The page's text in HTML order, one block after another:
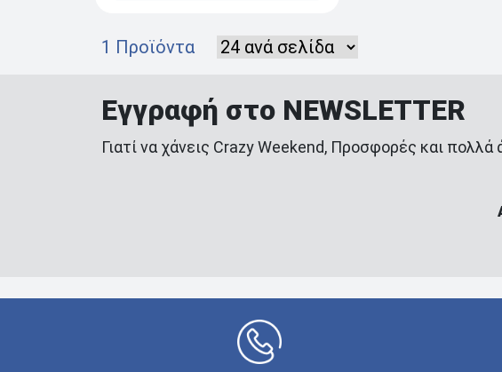
1 Προϊόντα
Εγγραφή στο NEWSLETTER
Γιατί να χάνεις Crazy Weekend, Προσφορές και πολλά